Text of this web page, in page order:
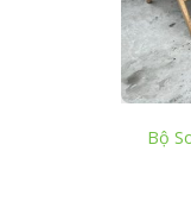
Bộ